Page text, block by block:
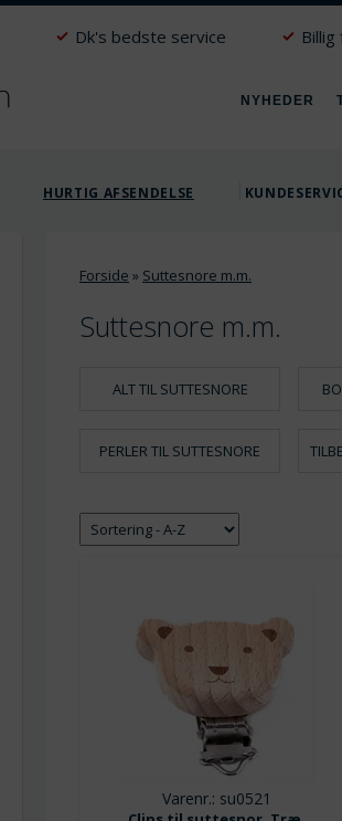
Dk's bedste service
NYHEDER
HURTIG AFSENDELSE
Forside » Suttesnore m.m.
Suttesnore m.m.
ALT TIL SUTTESNORE
PERLER TIL SUTTESNORE
Varenr.: su0521